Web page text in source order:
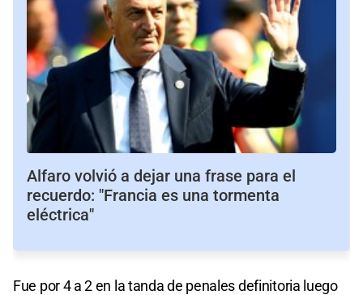
Alfaro volvió a dejar una frase para el
recuerdo: "Francia es una tormenta
eléctrica"
Fue por 4 a 2 en la tanda de penales definitoria luego